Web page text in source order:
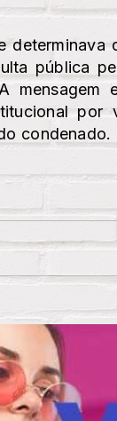
pública
mensagem
por